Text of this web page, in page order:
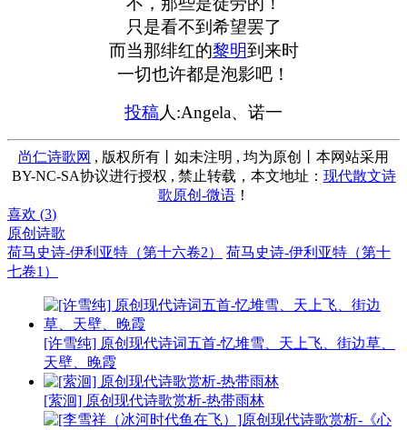
只是看不到希望罢了
而当那绯红的黎明到来时
一切也许都是泡影吧！
投稿人:Angela、诺一
尚仁诗歌网 , 版权所有丨如未注明 , 均为原创丨本网站采用
BY-NC-SA协议进行授权 , 禁止转载，本文地址： 现代散文诗
歌原创-微语！
喜欢 (3)
原创诗歌
荷马史诗-伊利亚特（第十六卷2）
荷马史诗-伊利亚特（第十
七卷1）
[许雪纯] 原创现代诗词五首-忆堆雪、天上飞、街边草、
天壁、晚霞
[萦洄] 原创现代诗歌赏析-热带雨林